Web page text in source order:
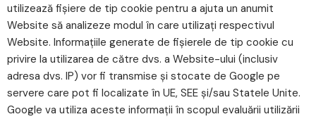
utilizează fișiere de tip cookie pentru a ajuta un anumit
Website să analizeze modul în care utilizați respectivul
Website. Informațiile generate de fișierele de tip cookie cu
privire la utilizarea de către dvs. a Website-ului (inclusiv
adresa dvs. IP) vor fi transmise și stocate de Google pe
servere care pot fi localizate în UE, SEE şi/sau Statele Unite.
Google va utiliza aceste informații în scopul evaluării utilizării